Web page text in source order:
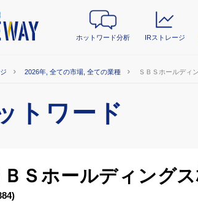
ホットワード分析 IRストレージ
分析
・分析
2026年, 全ての市場, 全ての業種 ＳＢＳホールディ
トワード
ＢＳホールディング